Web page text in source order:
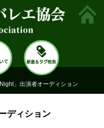
」出演者オーディション
ディション